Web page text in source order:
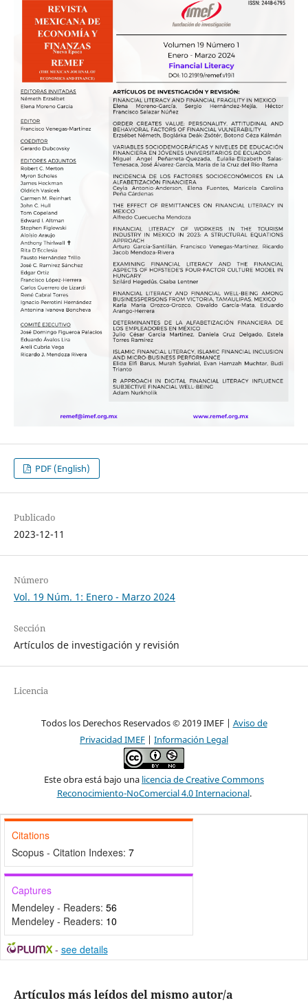
PDF (English)
Publicado
2023-12-11
Número
Vol. 19 Núm. 1: Enero - Marzo 2024
Sección
Artículos de investigación y revisión
Licencia
Todos los Derechos Reservados © 2019 IMEF | Aviso de
Privacidad IMEF | Información Legal
Este obra está bajo una licencia de Creative Commons
Reconocimiento-NoComercial 4.0 Internacional.
Citations
Scopus - Citation Indexes: 7
Captures
Mendeley - Readers: 56
Mendeley - Readers: 10
- see details
Artículos más leídos del mismo autor/a